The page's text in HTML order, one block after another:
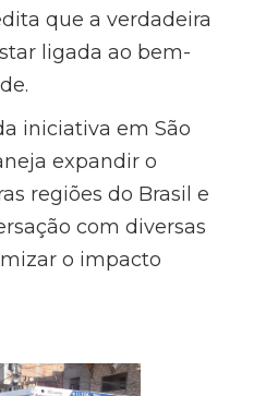
que a verdadeira
ligada ao bem-
iniciativa em São
expandir o
regiões do Brasil e
com diversas
o impacto